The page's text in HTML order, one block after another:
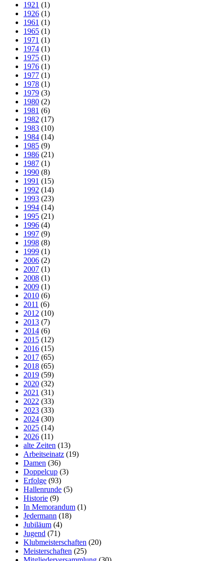
1921 (1)
1926 (1)
1961 (1)
1965 (1)
1971 (1)
1974 (1)
1975 (1)
1976 (1)
1977 (1)
1978 (1)
1979 (3)
1980 (2)
1981 (6)
1982 (17)
1983 (10)
1984 (14)
1985 (9)
1986 (21)
1987 (1)
1990 (8)
1991 (15)
1992 (14)
1993 (23)
1994 (14)
1995 (21)
1996 (4)
1997 (9)
1998 (8)
1999 (1)
2006 (2)
2007 (1)
2008 (1)
2009 (1)
2010 (6)
2011 (6)
2012 (10)
2013 (7)
2014 (6)
2015 (12)
2016 (15)
2017 (65)
2018 (65)
2019 (59)
2020 (32)
2021 (31)
2022 (33)
2023 (33)
2024 (30)
2025 (14)
2026 (11)
alte Zeiten (13)
Arbeitseinatz (19)
Damen (36)
Doppelcup (3)
Erfolge (93)
Hallenrunde (5)
Historie (9)
In Memorandum (1)
Jedermann (18)
Jubiläum (4)
Jugend (71)
Klubmeisterschaften (20)
Meisterschaften (25)